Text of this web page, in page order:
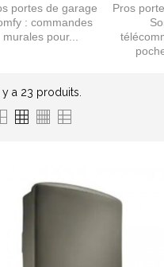
portes de garage
: commandes
murales pour...
Pros
y a 23 produits.